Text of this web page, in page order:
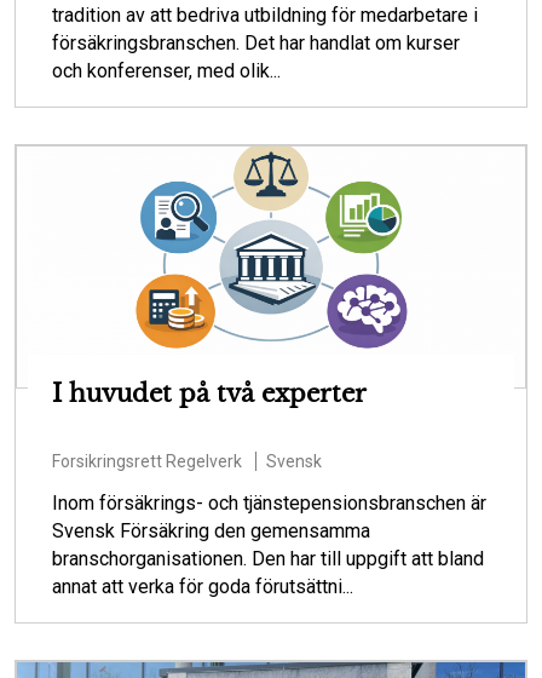
tradition av att bedriva utbildning för medarbetare i
försäkringsbranschen. Det har handlat om kurser
och konferenser, med olik...
I huvudet på två experter
Forsikringsrett Regelverk Svensk
Inom försäkrings- och tjänstepensionsbranschen är
Svensk Försäkring den gemensamma
branschorganisationen. Den har till uppgift att bland
annat att verka för goda förutsättni...